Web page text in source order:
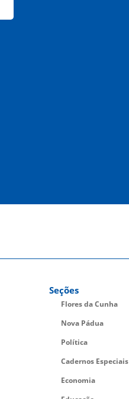
Seções
Flores da Cunha
Nova Pádua
Política
Cadernos Especiais
Economia